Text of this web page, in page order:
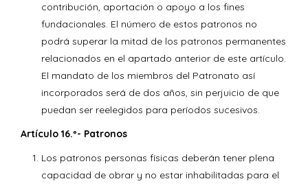
contribución, aportación o apoyo a los fines
fundacionales. El número de estos patronos no
podrá superar la mitad de los patronos permanentes
relacionados en el apartado anterior de este artículo.
El mandato de los miembros del Patronato así
incorporados será de dos años, sin perjuicio de que
puedan ser reelegidos para períodos sucesivos.
Artículo 16.º- Patronos
Los patronos personas físicas deberán tener plena
capacidad de obrar y no estar inhabilitadas para el